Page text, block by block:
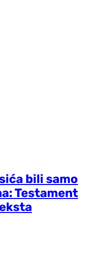
bili samo
Testament